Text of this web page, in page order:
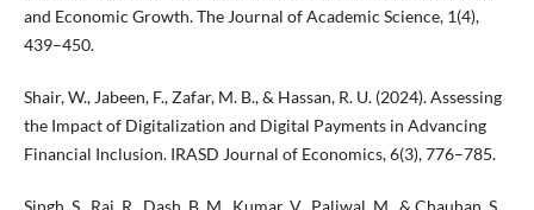
and Economic Growth. The Journal of Academic Science, 1(4),
439–450.
Shair, W., Jabeen, F., Zafar, M. B., & Hassan, R. U. (2024). Assessing
the Impact of Digitalization and Digital Payments in Advancing
Financial Inclusion. IRASD Journal of Economics, 6(3), 776–785.
Singh, S., Raj, R., Dash, B. M., Kumar, V., Paliwal, M., & Chauhan, S.